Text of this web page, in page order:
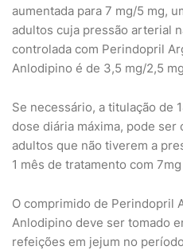
aumentada para 7 mg/5 mg,
adultos cuja pressão arterial
controlada com Perindopril
Anlodipino é de 3,5 mg/2,5
Se necessário, a titulação de
dose diária máxima, pode ser
adultos que não tiverem a
1 mês de tratamento com
O comprimido de Perindopril
Anlodipino deve ser tomado
refeições em jejum no